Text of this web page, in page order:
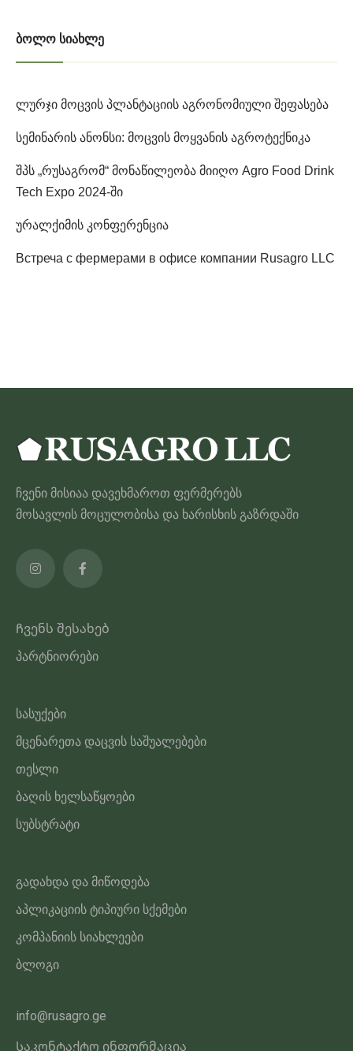
ᲑᲝᲚᲝ ᲡᲘᲐᲮᲚᲔ
ლურჯი მოცვის პლანტაციის აგრონომიული შეფასება
სემინარის ანონსი: მოცვის მოყვანის აგროტექნიკა
შპს „რუსაგრომ“ მონაწილეობა მიიღო Agro Food Drink
Tech Expo 2024-ში
ურალქიმის კონფერენცია
Встреча с фермерами в офисе компании Rusagro LLC
ჩვენი მისიაა დავეხმაროთ ფერმერებს
მოსავლის მოცულობისა და ხარისხის გაზრდაში
Ჩვენს შესახებ
პარტნიორები
სასუქები
მცენარეთა დაცვის საშუალებები
თესლი
ბაღის ხელსაწყოები
სუბსტრატი
გადახდა და მიწოდება
აპლიკაციის ტიპიური სქემები
კომპანიის სიახლეები
ბლოგი
info@rusagro.ge
Საკონტაქტო ინფორმაცია